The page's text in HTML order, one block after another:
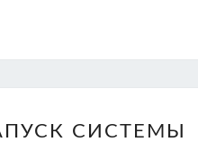
СИСТЕМЫ
СИСТЕМЫ